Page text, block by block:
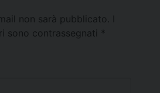
non sarà pubblicato.
sono contrassegnati *